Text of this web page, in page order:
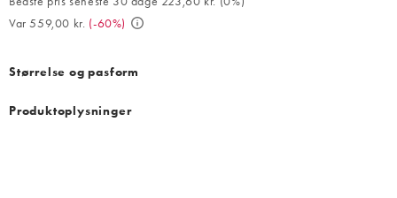
Var 559,00 kr. (-60%)
Størrelse og pasform
Produktoplysninger